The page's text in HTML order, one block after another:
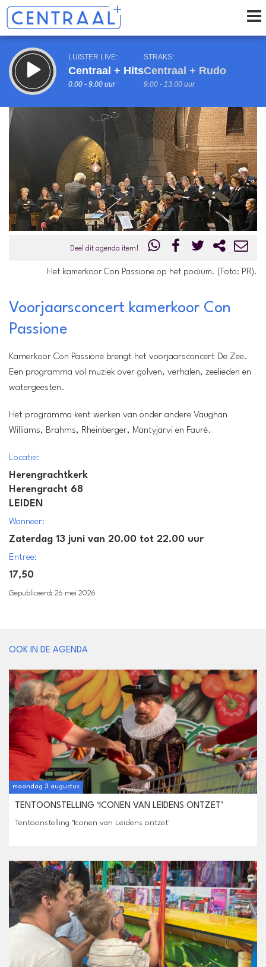
LUISTER LIVE:
Centraal + Hits
0.00 - 9.00 uur
STRAKS:
Centraal + Rudo
9.00 - 13.00 uur
Volgend uur
Deel dit agenda item!
Het kamerkoor Con Passione op het podium. (Foto: PR).
Herengrachtkerk
Herengracht 68
LEIDEN
Zaterdag 13 juni van 20.00 tot 22.00 uur
Entree:
Voorjaarsconcert kamerkoor Con
Passione
Kamerkoor Con Passione brengt het voorjaarsconcert De Zee.
Een programma vol muziek over golven, verhalen, zeelieden en
watergeesten.
Het programma kent werken van onder andere Vaughan
Williams, Brahms, Rheinberger, Mäntyjärvi en Fauré.
Locatie:
Herengrachtkerk
Herengracht 68
LEIDEN
Wanneer:
Zaterdag 13 juni van 20.00 tot 22.00 uur
Entree:
17,50
Gepubliceerd: 26 mei 2026
OOK IN DE AGENDA
maandag 3 augustus
TENTOONSTELLING ‘ICONEN VAN LEIDENS ONTZET’
Tentoonstelling ‘Iconen van Leidens ontzet'